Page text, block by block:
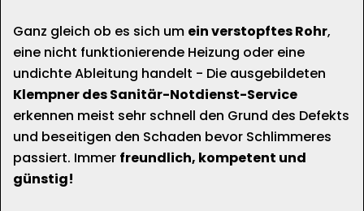
Ganz gleich ob es sich um ein verstopftes Rohr,
eine nicht funktionierende Heizung oder eine
undichte Ableitung handelt - Die ausgebildeten
Klempner des Sanitär-Notdienst-Service
erkennen meist sehr schnell den Grund des Defekts
und beseitigen den Schaden bevor Schlimmeres
passiert. Immer freundlich, kompetent und
günstig!